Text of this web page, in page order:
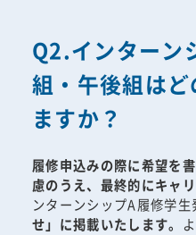
Q2.インターン
組・午後組は
ますか？
履修申込みの際に希望を
慮のうえ、最終的にキャ
ンターンシップA履修学
せ」に掲載いたします。